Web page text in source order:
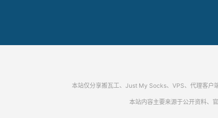
本站仅分享搬瓦工、Just My Socks、VPS、代理客户
本站内容主要来源于公开资料、